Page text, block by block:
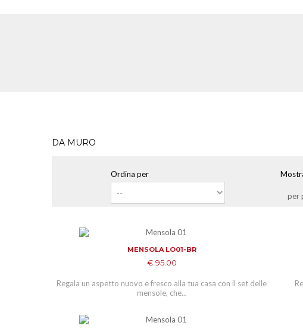
DA MURO
Ordina per
per
ADD TO CART
MENSOLA LO01-BR
€ 95.00
Regala un aspetto nuovo e fresco alla tua casa con il set delle
mensole, che...